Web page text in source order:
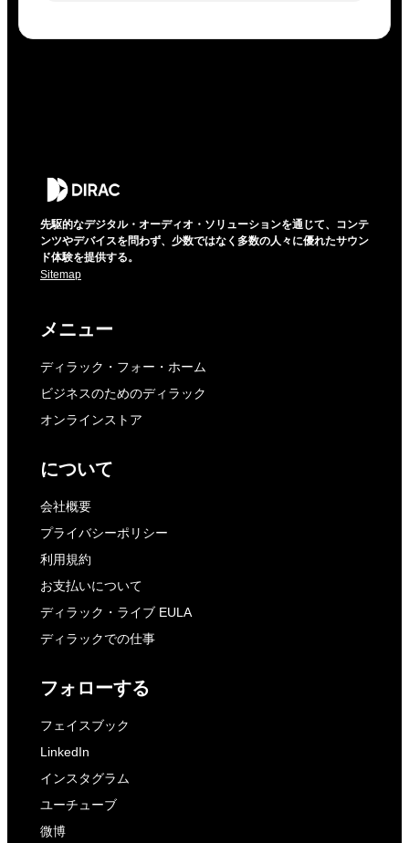
先駆的なデジタル・オーディオ・ソリューションを通じて、コンテ
ンツやデバイスを問わず、少数ではなく多数の人々に優れたサウン
ド体験を提供する。
Sitemap
メニュー
ディラック・フォー・ホーム
ビジネスのためのディラック
オンラインストア
について
会社概要
プライバシーポリシー
利用規約
お支払いについて
ディラック・ライブ EULA
ディラックでの仕事
フォローする
フェイスブック
LinkedIn
インスタグラム
ユーチューブ
微博